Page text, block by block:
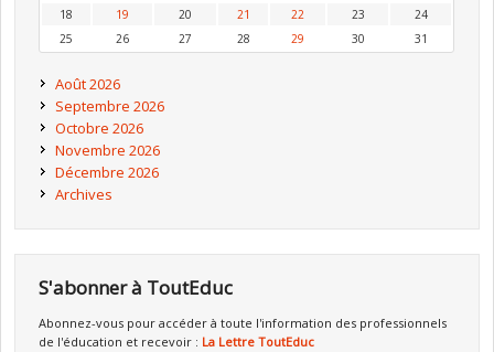
18
19 20 21 22 23
24
25
26 27 28 29 30 31
Août 2026
Septembre 2026
Octobre 2026
Novembre 2026
Décembre 2026
Archives
S'abonner à ToutEduc
Abonnez-vous pour accéder à toute l'information des professionnels
de l'éducation et recevoir : La Lettre ToutEduc